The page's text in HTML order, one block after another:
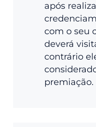
após
com o seu
deverá
contrário
premiação.